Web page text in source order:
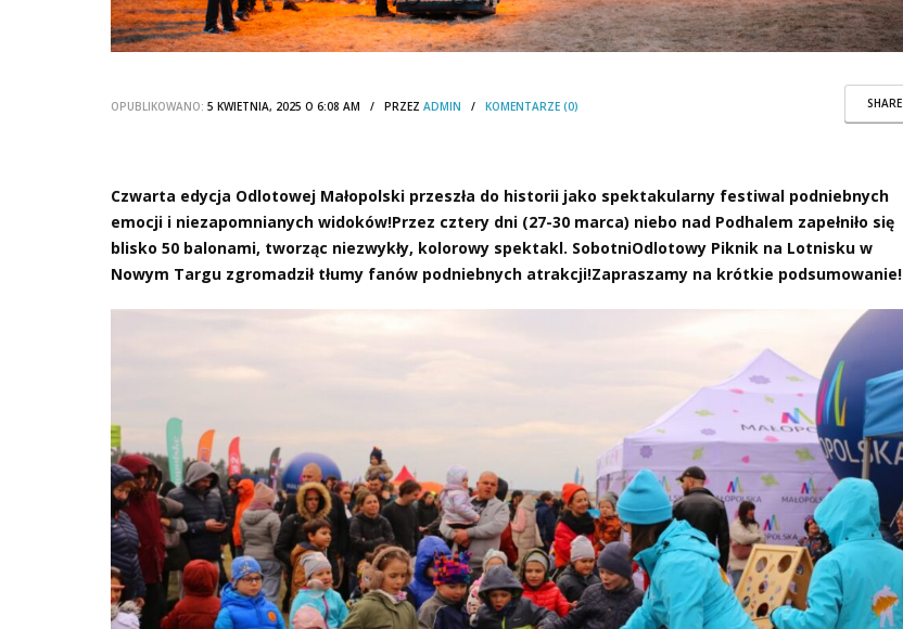
SHARE
OPUBLIKOWANO: 5 KWIETNIA, 2025 O 6:08 AM / PRZEZ ADMIN / KOMENTARZE (0)
Czwarta edycja Odlotowej Małopolski przeszła do historii jako spektakularny festiwal podniebnych
emocji i niezapomnianych widoków!Przez cztery dni (27-30 marca) niebo nad Podhalem zapełniło się
blisko 50 balonami, tworząc niezwykły, kolorowy spektakl. SobotniOdlotowy Piknik na Lotnisku w
Nowym Targu zgromadził tłumy fanów podniebnych atrakcji!Zapraszamy na krótkie podsumowanie!